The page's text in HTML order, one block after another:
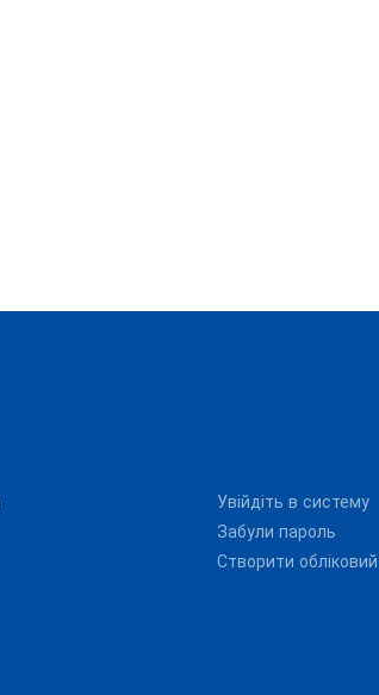
Увійдіть в систему
Забули пароль
Створити